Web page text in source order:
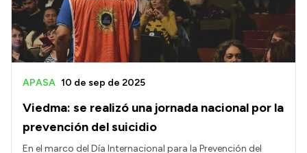
Viedma: se realizó una jornada nacional por la
prevención del suicidio
APASA 10 de sep de 2025
En el marco del Día Internacional para la Prevención del